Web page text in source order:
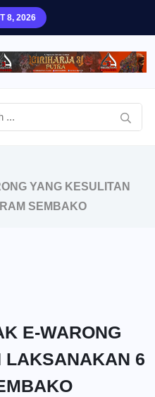
8, 2026
YANG KESULITAN
SEMBAKO
E-WARONG
LAKSANAKAN 6